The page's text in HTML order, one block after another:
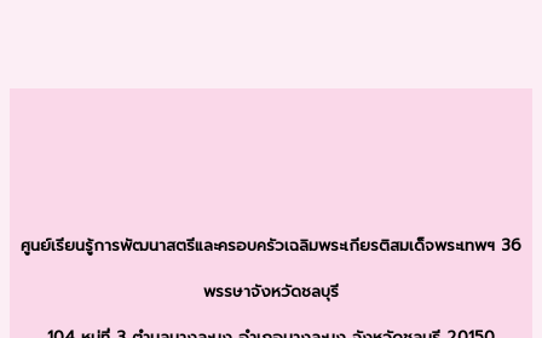
ศูนย์เรียนรู้การพัฒนาสตรีและครอบครัวเฉลิมพระเกียรติสมเด็จพระเทพฯ 36
พรรษาจังหวัดชลบุรี